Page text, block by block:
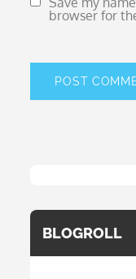
browser for
BLOGROLL